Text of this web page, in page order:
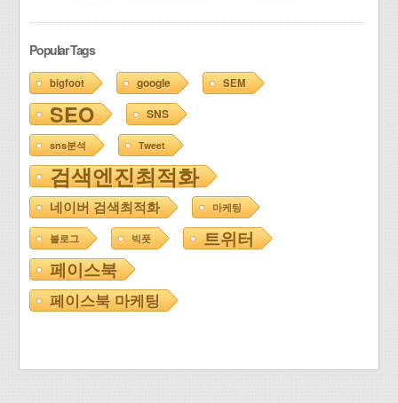
Popular Tags
bigfoot google SEM
SEO SNS
sns분석 Tweet
검색엔진최적화
네이버 검색최적화 마케팅
블로그 빅풋
트위터
페이스북
페이스북 마케팅